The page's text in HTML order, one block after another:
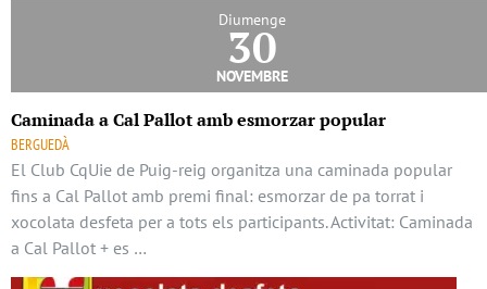
Diumenge
30
novembre
Caminada a Cal Pallot amb esmorzar popular
BERGUEDÀ
El Club CqUie de Puig-reig organitza una caminada popular
fins a Cal Pallot amb premi final: esmorzar de pa torrat i
xocolata desfeta per a tots els participants. Activitat: Caminada
a Cal Pallot + es …